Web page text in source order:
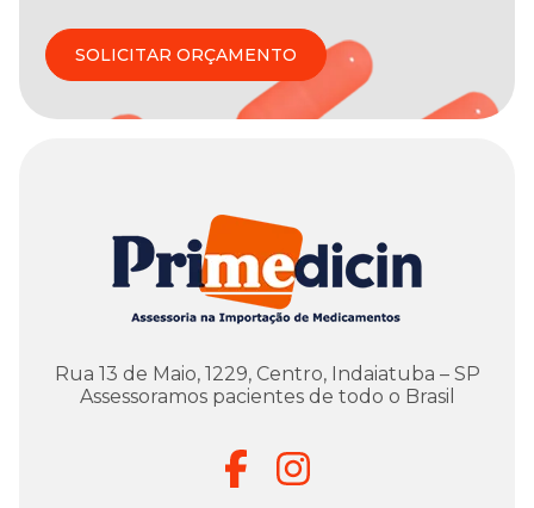
SOLICITAR ORÇAMENTO
Rua 13 de Maio, 1229, Centro, Indaiatuba – SP
Assessoramos pacientes de todo o Brasil